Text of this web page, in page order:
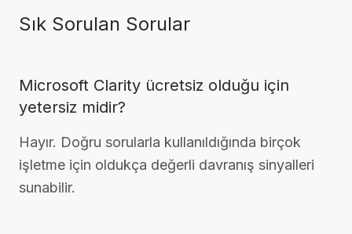
Sık Sorulan Sorular
Microsoft Clarity ücretsiz olduğu için
yetersiz midir?
Hayır. Doğru sorularla kullanıldığında birçok
işletme için oldukça değerli davranış sinyalleri
sunabilir.